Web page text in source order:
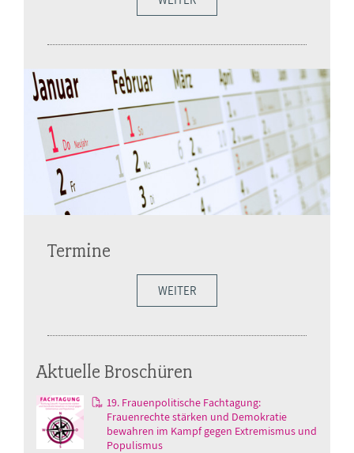
Termine
WEITER
Aktuelle Broschüren
19. Frauenpolitische Fachtagung:
Frauenrechte stärken und Demokratie
bewahren im Kampf gegen Extremismus und
Populismus